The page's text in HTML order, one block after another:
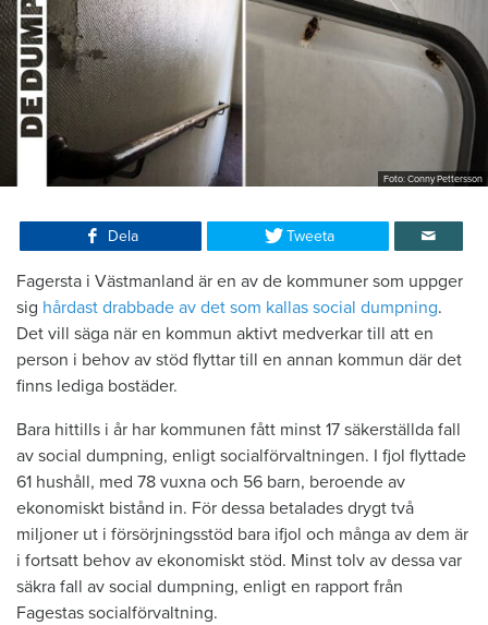
Foto: Conny Pettersson
Dela Tweeta
Fagersta i Västmanland är en av de kommuner som uppger
sig hårdast drabbade av det som kallas social dumpning.
Det vill säga när en kommun aktivt medverkar till att en
person i behov av stöd flyttar till en annan kommun där det
finns lediga bostäder.
Bara hittills i år har kommunen fått minst 17 säkerställda fall
av social dumpning, enligt socialförvaltningen. I fjol flyttade
61 hushåll, med 78 vuxna och 56 barn, beroende av
ekonomiskt bistånd in. För dessa betalades drygt två
miljoner ut i försörjningsstöd bara ifjol och många av dem är
i fortsatt behov av ekonomiskt stöd. Minst tolv av dessa var
säkra fall av social dumpning, enligt en rapport från
Fagestas socialförvaltning.